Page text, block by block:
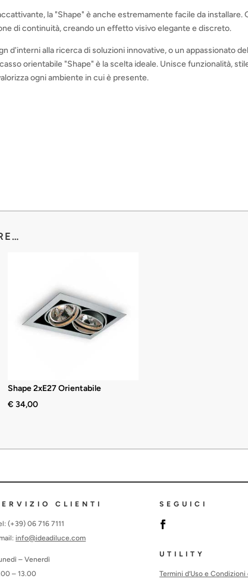
la "Shape" è anche estremamente facile da installare.
di continuità, creando un effetto visivo elegante e discreto.
d'interni alla ricerca di soluzioni innovative, o un appassionato
orientabile "Shape" è la scelta ideale. Unisce funzionalità,
ogni ambiente in cui è presente.
Shape 2xE27 Orientabile
€ 34,00
CLIENTI
(+39) 06 716 7111
info@ideadiluce.com
– Venerdì
– 13.00
SEGUICI
UTILITY
Termini d’Uso e